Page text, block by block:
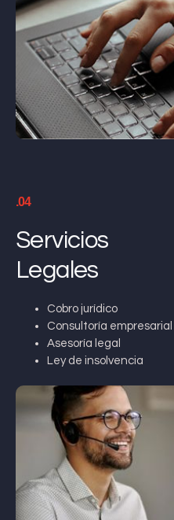
.04
Servicios
Legales
Cobro jurídico
Consultoría empresarial
Asesoría legal
Ley de insolvencia